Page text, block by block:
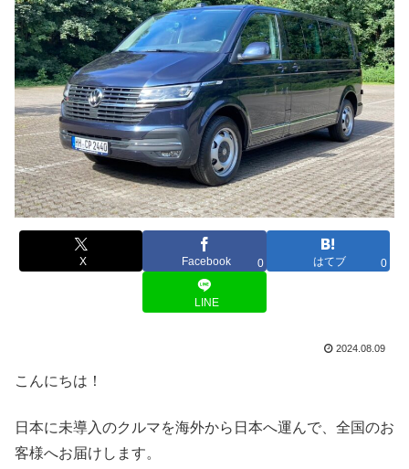
X Facebook 0 はてブ 0
LINE
2024.08.09
こんにちは！
日本に未導入のクルマを海外から日本へ運んで、全国のお
客様へお届けします。